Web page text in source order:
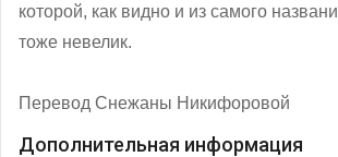
которой, как видно и из самого
тоже невелик.
Перевод Снежаны Никифоровой
Дополнительная информация